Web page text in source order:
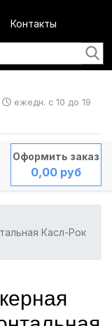
Контакты
ежедн. с 10 до 19
Оформить заказ
0,00 руб
Касл-Рок